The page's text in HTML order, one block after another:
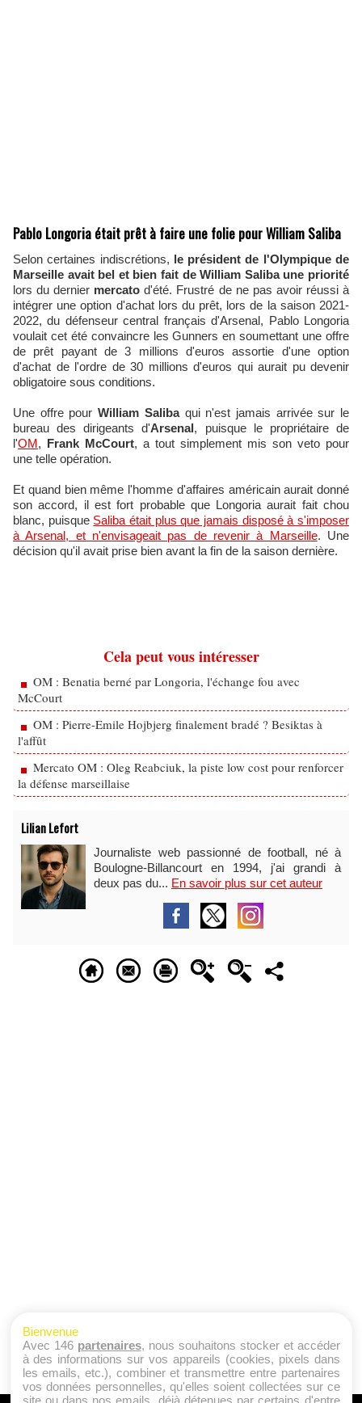
Pablo Longoria était prêt à faire une folie pour William Saliba
Selon certaines indiscrétions, le président de l'Olympique de
Marseille avait bel et bien fait de William Saliba une priorité
lors du dernier mercato d'été. Frustré de ne pas avoir réussi à
intégrer une option d'achat lors du prêt, lors de la saison 2021-
2022, du défenseur central français d'Arsenal, Pablo Longoria
voulait cet été convaincre les Gunners en soumettant une offre
de prêt payant de 3 millions d'euros assortie d'une option
d'achat de l'ordre de 30 millions d'euros qui aurait pu devenir
obligatoire sous conditions.
Une offre pourWilliam Salibaqui n'est jamais arrivée sur le
bureau des dirigeants d'Arsenal, puisque le propriétaire de
l'OM, Frank McCourt, a tout simplement mis son veto pour
une telle opération.
Et quand bien même l'homme d'affaires américain aurait donné
son accord, il est fort probable que Longoria aurait fait chou
blanc, puisque Saliba était plus que jamais disposé à s'imposer
à Arsenal, et n'envisageait pas de revenir à Marseille. Une
décision qu'il avait prise bien avant la fin de la saison dernière.
Cela peut vous intéresser
OM : Benatia berné par Longoria, l'échange fou avec
McCourt
OM : Pierre-Emile Hojbjerg finalement bradé ? Besiktas à
l'affût
Mercato OM : Oleg Reabciuk, la piste low cost pour renforcer
la défense marseillaise
Lilian Lefort
Journaliste web passionné de football, né à
Boulogne-Billancourt en 1994, j'ai grandi à
deux pas du... En savoir plus sur cet auteur
Bienvenue
Avec 146 partenaires, nous souhaitons stocker et accéder
à des informations sur vos appareils (cookies, pixels dans
les emails, etc.), combiner et transmettre entre partenaires
vos données personnelles, qu'elles soient collectées sur ce
site ou dans nos emails, déjà détenues par certains d'entre